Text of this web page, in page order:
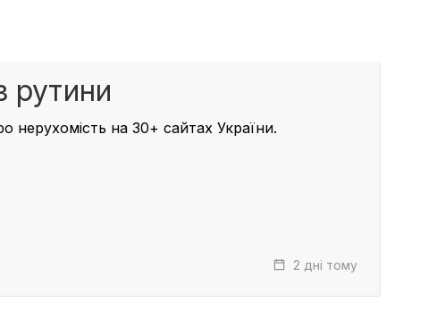
рутини
нерухомість на 30+ сайтах України.
2 дні тому